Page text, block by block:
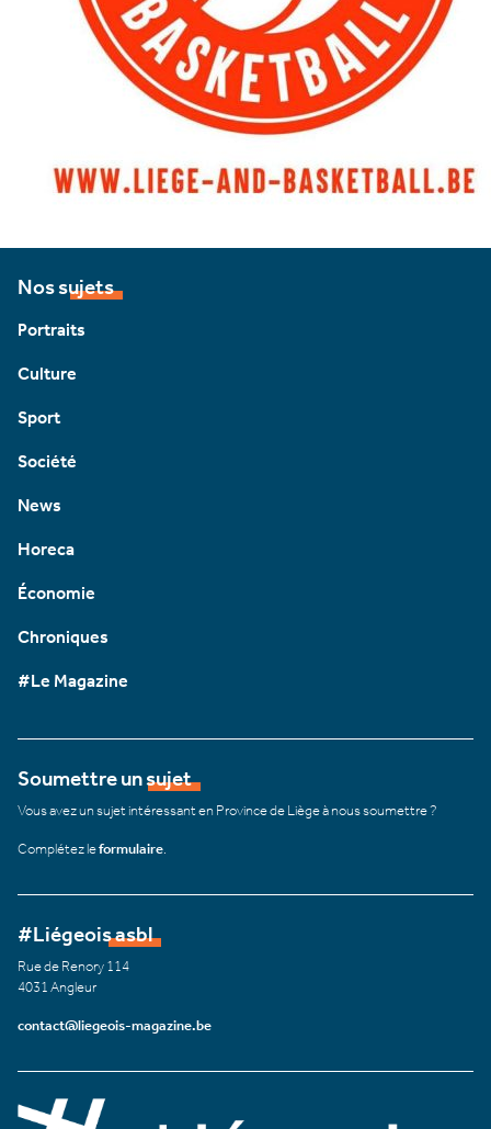
Nos sujets
Portraits
Culture
Sport
Société
News
Horeca
Économie
Chroniques
#Le Magazine
Soumettre un sujet
Vous avez un sujet intéressant en Province de Liège à nous soumettre ?
Complétez leformulaire
#Liégeois asbl
Rue de Renory 114
4031 Angleur
contact@liegeois-magazine.be